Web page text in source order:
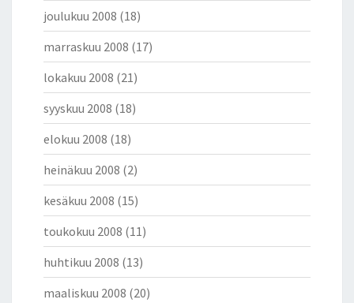
joulukuu 2008 (18)
marraskuu 2008 (17)
lokakuu 2008 (21)
syyskuu 2008 (18)
elokuu 2008 (18)
heinäkuu 2008 (2)
kesäkuu 2008 (15)
toukokuu 2008 (11)
huhtikuu 2008 (13)
maaliskuu 2008 (20)